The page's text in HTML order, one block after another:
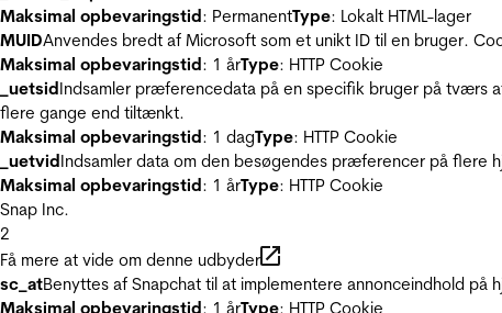
Maksimal opbevaringstid: PermanentType: Lokalt HTML-lager
MUIDAnvendes bredt af Microsoft som et unikt ID til en bruger.
Maksimal opbevaringstid: 1 årType: HTTP Cookie
_uetsidIndsamler præferencedata på en specifik bruger på tværs
flere gange end tiltænkt.
Maksimal opbevaringstid: 1 dagType: HTTP Cookie
_uetvidIndsamler data om den besøgendes præferencer på flere
Maksimal opbevaringstid: 1 årType: HTTP Cookie
Snap Inc.
2
Få mere at vide om denne udbyder
sc_atBenyttes af Snapchat til at implementere annonceindhold
Maksimal opbevaringstid: 1 årType: HTTP Cookie